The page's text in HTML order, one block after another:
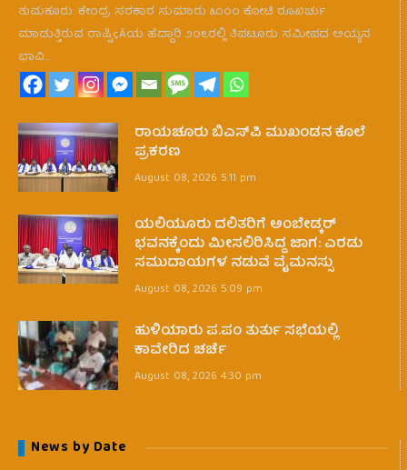
ತುಮಕೂರು: ಕೇಂದ್ರ ಸರಕಾರ ಸುಮಾರು ೩೦೦೦ ಕೋಟಿ ರೂಖರ್ಚು
ಮಾಡುತ್ತಿರುವ ರಾಷ್ಟಿçÃಯ ಹೆದ್ದಾರಿ ೨೦೬ರಲ್ಲಿ ತಿಪಟೂರು ಸಮೀಪದ ಅಯ್ಯನ
ಭಾವಿ…
ರಾಯಚೂರು ಬಿಎಸ್‌ಪಿ ಮುಖಂಡನ ಕೊಲೆ
ಪ್ರಕರಣ
August 08, 2026 5:11 pm
ಯಲಿಯೂರು ದಲಿತರಿಗೆ ಅಂಬೇಡ್ಕರ್
ಭವನಕ್ಕೆಂದು ಮೀಸಲಿರಿಸಿದ್ದ ಜಾಗ: ಎರಡು
ಸಮುದಾಯಗಳ ನಡುವೆ ವೈಮನಸ್ಸು
August 08, 2026 5:09 pm
ಹುಳಿಯಾರು ಪ.ಪಂ ತುರ್ತು ಸಭೆಯಲ್ಲಿ
ಕಾವೇರಿದ ಚರ್ಚೆ
August 08, 2026 4:30 pm
News by Date